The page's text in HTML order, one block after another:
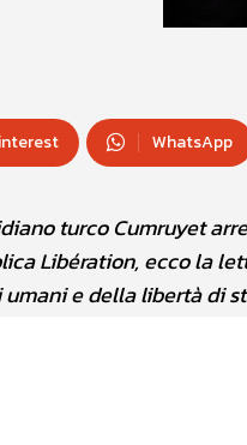
WhatsApp
turco Cumruyet
Libération, ecco la
e della libertà di